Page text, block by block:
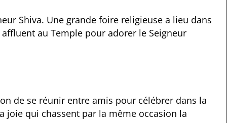
Shiva. Une grande foire religieuse a lieu dans
au Temple pour adorer le Seigneur
de se réunir entre amis pour célébrer dans la
joie qui chassent par la même occasion la